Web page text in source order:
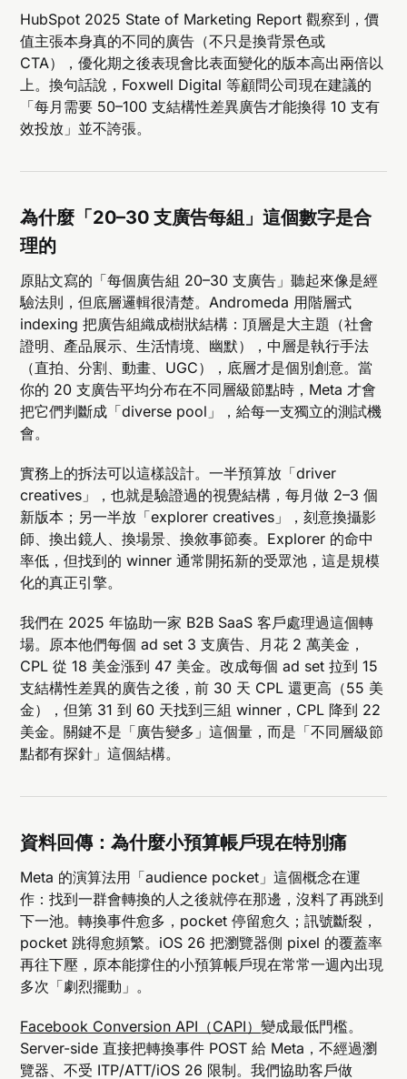
HubSpot 2025 State of Marketing Report 觀察到，價
值主張本身真的不同的廣告（不只是換背景色或
CTA），優化期之後表現會比表面變化的版本高出兩倍以
上。換句話說，Foxwell Digital 等顧問公司現在建議的
「每月需要 50–100 支結構性差異廣告才能換得 10 支有
效投放」並不誇張。
為什麼「20–30 支廣告每組」這個數字是合
理的
原貼文寫的「每個廣告組 20–30 支廣告」聽起來像是經
驗法則，但底層邏輯很清楚。Andromeda 用階層式
indexing 把廣告組織成樹狀結構：頂層是大主題（社會
證明、產品展示、生活情境、幽默），中層是執行手法
（直拍、分割、動畫、UGC），底層才是個別創意。當
你的 20 支廣告平均分布在不同層級節點時，Meta 才會
把它們判斷成「diverse pool」，給每一支獨立的測試機
會。
實務上的拆法可以這樣設計。一半預算放「driver
creatives」，也就是驗證過的視覺結構，每月做 2–3 個
新版本；另一半放「explorer creatives」，刻意換攝影
師、換出鏡人、換場景、換敘事節奏。Explorer 的命中
率低，但找到的 winner 通常開拓新的受眾池，這是規模
化的真正引擎。
我們在 2025 年協助一家 B2B SaaS 客戶處理過這個轉
場。原本他們每個 ad set 3 支廣告、月花 2 萬美金，
CPL 從 18 美金漲到 47 美金。改成每個 ad set 拉到 15
支結構性差異的廣告之後，前 30 天 CPL 還更高（55 美
金），但第 31 到 60 天找到三組 winner，CPL 降到 22
美金。關鍵不是「廣告變多」這個量，而是「不同層級節
點都有探針」這個結構。
資料回傳：為什麼小預算帳戶現在特別痛
Meta 的演算法用「audience pocket」這個概念在運
作：找到一群會轉換的人之後就停在那邊，沒料了再跳到
下一池。轉換事件愈多，pocket 停留愈久；訊號斷裂，
pocket 跳得愈頻繁。iOS 26 把瀏覽器側 pixel 的覆蓋率
再往下壓，原本能撐住的小預算帳戶現在常常一週內出現
多次「劇烈擺動」。
Facebook Conversion API（CAPI）變成最低門檻。
Server-side 直接把轉換事件 POST 給 Meta，不經過瀏
覽器、不受 ITP/ATT/iOS 26 限制。我們協助客戶做